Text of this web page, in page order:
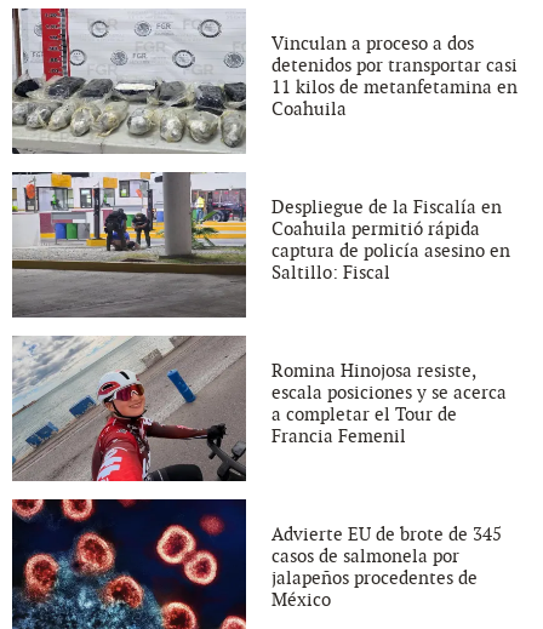
Vinculan a proceso a dos
detenidos por transportar casi
11 kilos de metanfetamina en
Coahuila
Despliegue de la Fiscalía en
Coahuila permitió rápida
captura de policía asesino en
Saltillo: Fiscal
Romina Hinojosa resiste,
escala posiciones y se acerca
a completar el Tour de
Francia Femenil
Advierte EU de brote de 345
casos de salmonela por
jalapeños procedentes de
México